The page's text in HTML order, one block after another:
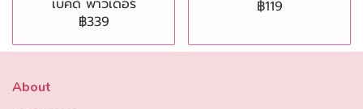
เบคด์ พาวเดอร์
฿339
฿119
About